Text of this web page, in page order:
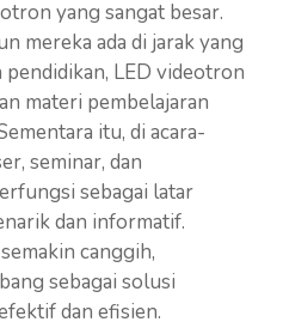
yang sangat besar.
mereka ada di jarak yang
LED videotron
materi pembelajaran
itu, di acara-
seminar, dan
sebagai latar
dan informatif.
canggih,
sebagai solusi
dan efisien.